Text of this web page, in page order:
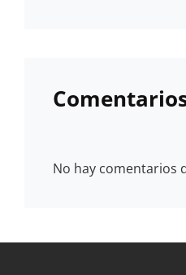
No hay comentarios